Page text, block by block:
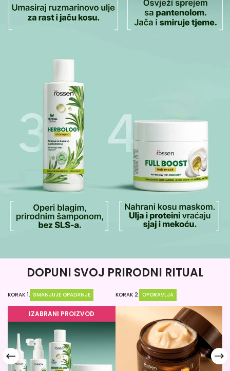
DOPUNI SVOJ PRIRODNI RITUAL
KORAK 1. SMANJUJE OPADANJE
IZABRANI PROIZVOD
KORAK 2. OPORAVLJA